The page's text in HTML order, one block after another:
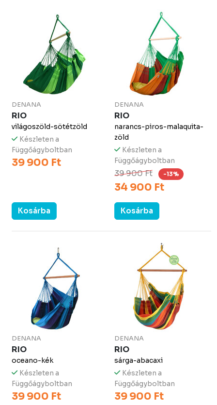
DENANA
RIO
világoszöld-sötétzöld
Készleten a
Függőágyboltban
39 900 Ft
Kosárba
DENANA
RIO
narancs-piros-malaquita-
zöld
Készleten a
Függőágyboltban
39 900 Ft -13%
34 900 Ft
Kosárba
DENANA
RIO
oceano-kék
Készleten a
Függőágyboltban
39 900 Ft
DENANA
RIO
sárga-abacaxi
Készleten a
Függőágyboltban
39 900 Ft